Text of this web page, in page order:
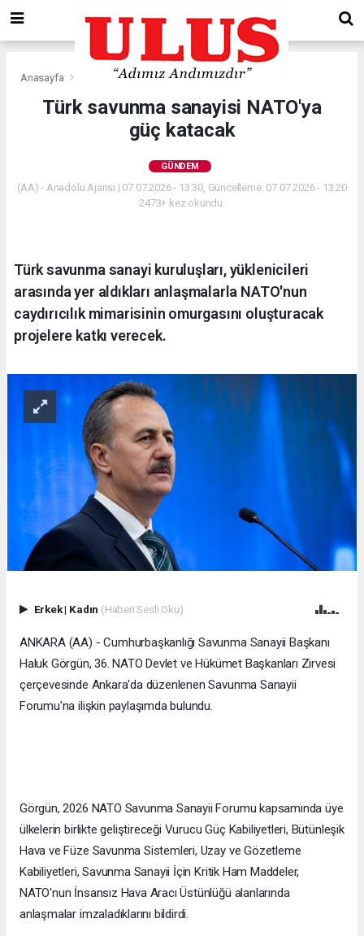
Anasayfa Gündem
Türk savunma sanayisi NATO'ya
güç katacak
GÜNDEM
(AA) - Anadolu Ajansı | 07.07.2026 - 13:30, Güncelleme: 07.07.2026 - 13:20
2473+ kez okundu.
Türk savunma sanayi kuruluşları, yüklenicileri
arasında yer aldıkları anlaşmalarla NATO'nun
caydırıcılık mimarisinin omurgasını oluşturacak
projelere katkı verecek.
Erkek| Kadın (Haberi Sesli Oku)
ANKARA (AA) - Cumhurbaşkanlığı Savunma Sanayii Başkanı
Haluk Görgün, 36.⁠ ⁠NATO Devlet ve Hükümet Başkanları Zirvesi
çerçevesinde Ankara'da düzenlenen Savunma Sanayii
Forumu'na ilişkin paylaşımda bulundu.
Görgün, 2026 NATO Savunma Sanayii Forumu kapsamında üye
ülkelerin birlikte geliştireceği Vurucu Güç Kabiliyetleri, Bütünleşik
Hava ve Füze Savunma Sistemleri, Uzay ve Gözetleme
Kabiliyetleri, Savunma Sanayii İçin Kritik Ham Maddeler,
NATO'nun İnsansız Hava Aracı Üstünlüğü alanlarında
anlaşmalar imzaladıklarını bildirdi.